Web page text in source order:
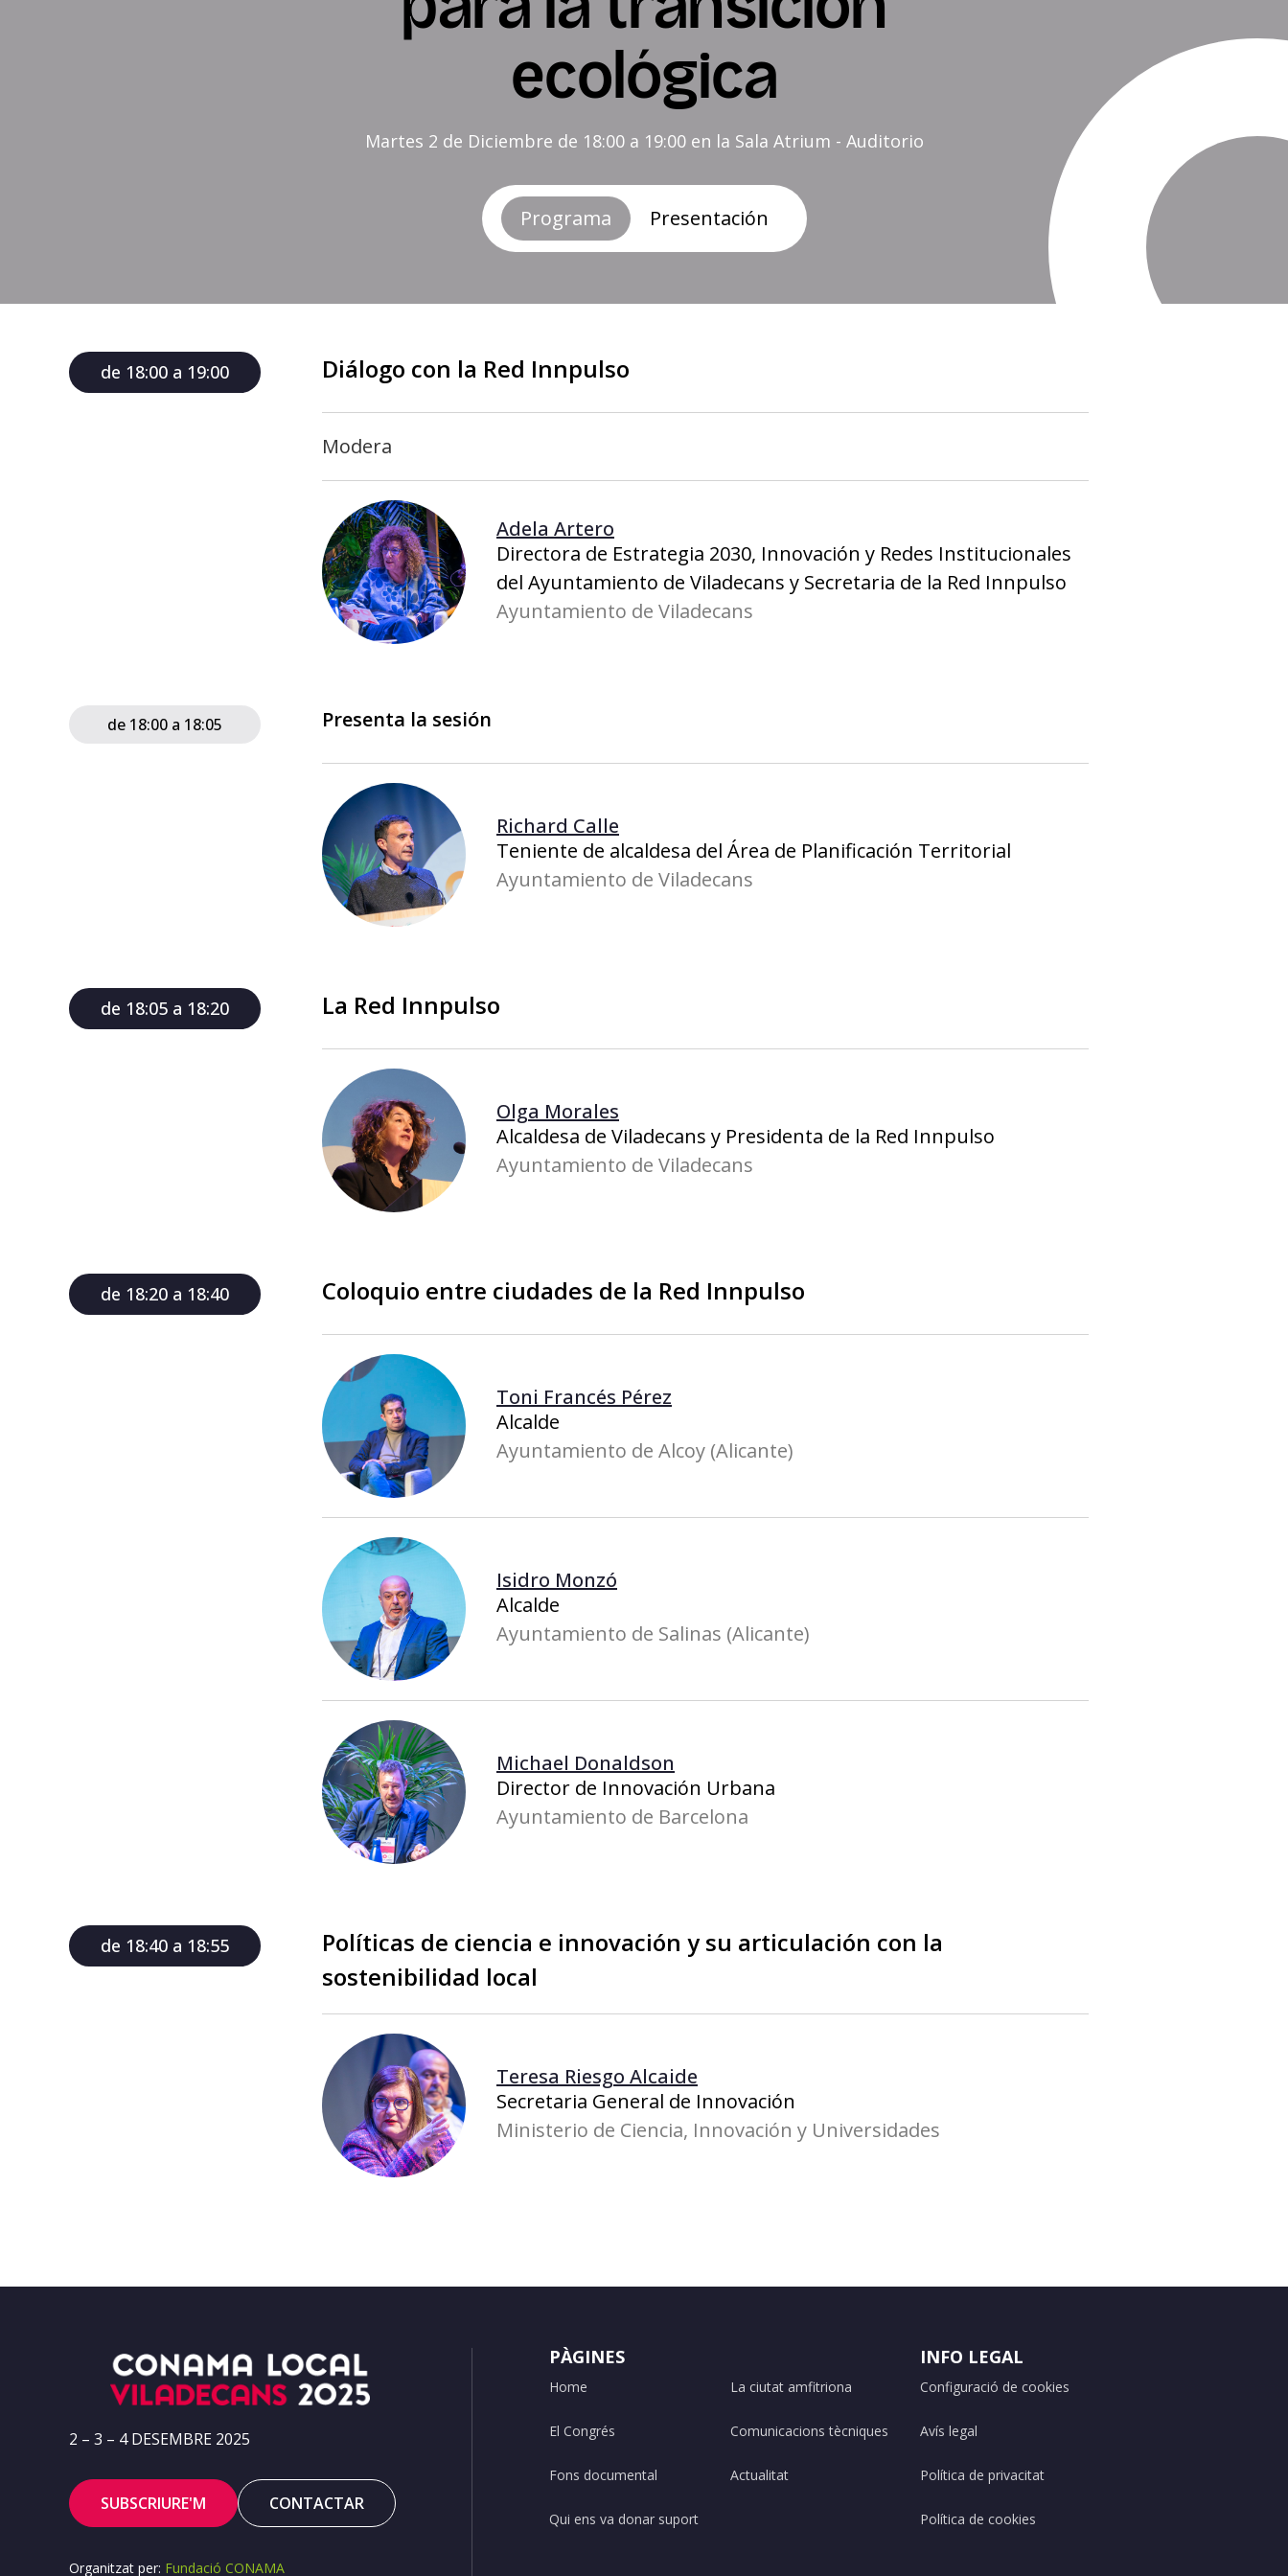
ecológica
Martes 2 de Diciembre de 18:00 a 19:00 en la Sala Atrium - Auditorio
Programa Presentación
de 18:00 a 19:00 Diálogo con la Red Innpulso
Modera
Adela Artero
Directora de Estrategia 2030, Innovación y Redes Institucionales
del Ayuntamiento de Viladecans y Secretaria de la Red Innpulso
Ayuntamiento de Viladecans
de 18:00 a 18:05 Presenta la sesión
Richard Calle
Teniente de alcaldesa del Área de Planificación Territorial
Ayuntamiento de Viladecans
de 18:05 a 18:20 La Red Innpulso
Olga Morales
Alcaldesa de Viladecans y Presidenta de la Red Innpulso
Ayuntamiento de Viladecans
de 18:20 a 18:40 Coloquio entre ciudades de la Red Innpulso
Toni Francés Pérez
Alcalde
Ayuntamiento de Alcoy (Alicante)
Isidro Monzó
Alcalde
Ayuntamiento de Salinas (Alicante)
Michael Donaldson
Director de Innovación Urbana
Ayuntamiento de Barcelona
de 18:40 a 18:55
Políticas de ciencia e innovación y su articulación con la
sostenibilidad local
Teresa Riesgo Alcaide
Secretaria General de Innovación
Ministerio de Ciencia, Innovación y Universidades
2 – 3 – 4 DESEMBRE 2025
SUBSCRIURE'M CONTACTAR
Organitzat per: Fundació CONAMA
PÀGINES
Home
El Congrés
Fons documental
Qui ens va donar suport
La ciutat amfitriona
Comunicacions tècniques
Actualitat
INFO LEGAL
Configuració de cookies
Avís legal
Política de privacitat
Política de cookies